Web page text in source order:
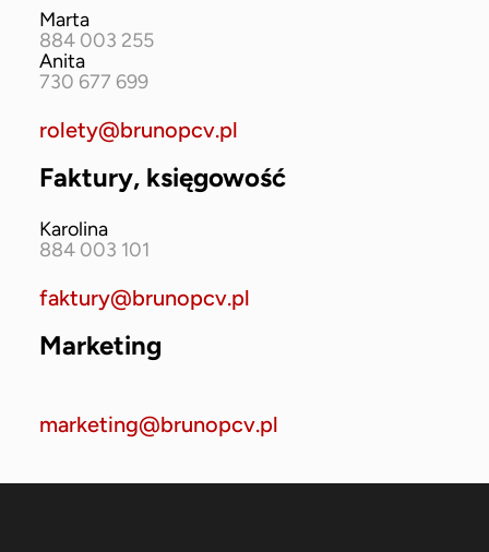
Marta
884 003 255
Anita
730 677 699
rolety@brunopcv.pl
Faktury, księgowość
Karolina
884 003 101
faktury@brunopcv.pl
Marketing
marketing@brunopcv.pl